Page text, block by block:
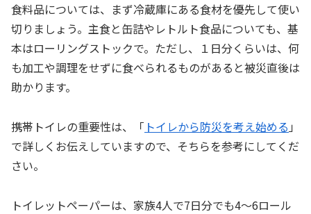
食料品については、まず冷蔵庫にある食材を優先して使い
切りましょう。主食と缶詰やレトルト食品についても、基
本はローリングストックで。ただし、１日分くらいは、何
も加工や調理をせずに食べられるものがあると被災直後は
助かります。
携帯トイレの重要性は、「 トイレから防災を考え始める 」
で詳しくお伝えしていますので、そちらを参考にしてくだ
さい。
トイレットペーパーは、家族4人で7日分でも4～6ロール